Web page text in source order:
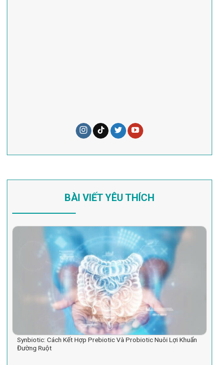
BÀI VIẾT YÊU THÍCH
Synbiotic: Cách Kết Hợp Prebiotic Và Probiotic Nuôi Lợi Khuẩn
Đường Ruột